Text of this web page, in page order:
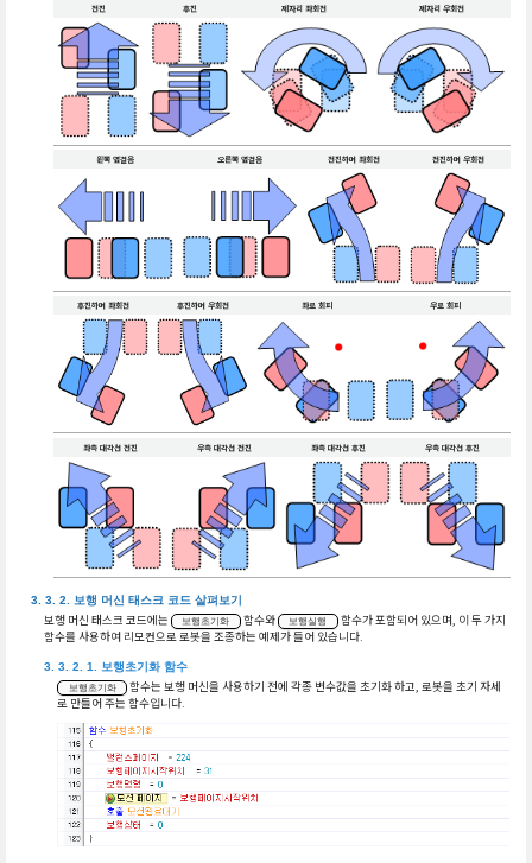
전진 후진 제자리 좌회전 제자리 우회전
왼쪽 옆걸음 오른쪽 옆걸음 전진하며 좌회전 전진하며 우회전
후진하며 좌회전 후진하며 우회전 좌로 회피 우로 회피
좌측 대각선 전진 우측 대각선 전진 좌측 대각선 후진 우측 대각선 후진
보행 머신 태스크 코드 살펴보기
보행 머신 태스크 코드에는 보행초기화 함수와 보행실행
함수가 포함되어 있으며, 이 두 가지
함수를 사용하여 리모컨으로 로봇을 조종하는 예제가 들어 있습니다.
보행초기화 함수
보행초기화
함수는 보행 머신을 사용하기 전에 각종 변수값을 초기화 하고, 로봇을 초기 자세
로 만들어 주는 함수입니다.